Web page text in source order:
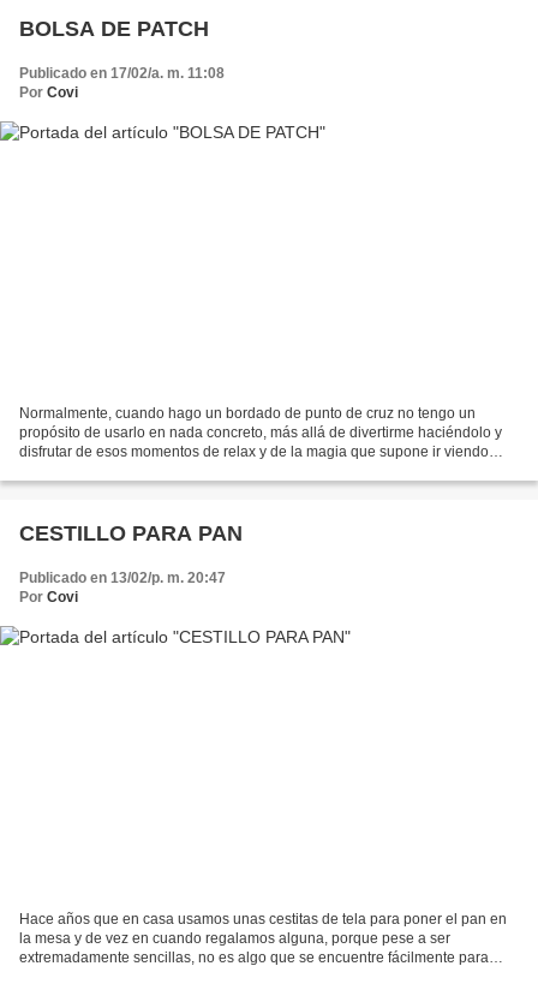
BOLSA DE PATCH
Publicado en 17/02/a. m. 11:08
Por Covi
Normalmente, cuando hago un bordado de punto de cruz no tengo un
propósito de usarlo en nada concreto, más allá de divertirme haciéndolo y
disfrutar de esos momentos de relax y de la magia que supone ir viendo
CESTILLO PARA PAN
Publicado en 13/02/p. m. 20:47
Por Covi
Hace años que en casa usamos unas cestitas de tela para poner el pan en
la mesa y de vez en cuando regalamos alguna, porque pese a ser
extremadamente sencillas, no es algo que se encuentre fácilmente para